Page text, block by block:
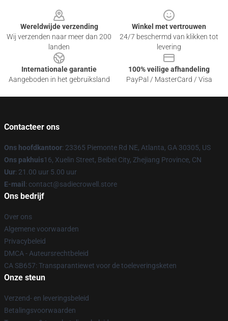
Wereldwijde verzending
Wij verzenden naar meer dan 200
landen
Winkel met vertrouwen
24/7 beschermd van klikken tot
levering
Internationale garantie
Aangeboden in het gebruiksland
100% veilige afhandeling
PayPal / MasterCard / Visa
Contacteer ons
Ons hoofdkantoor: 23365 Piemonte Rd NE, Atlanta, GA 30305, US
Ons pakhuis16, Xuelin Street, Beibei City, Zhejiang Province, CN
Uur: 21.00 uur 5.00 uur
E-mail : contact@sadiecrowell.store
Ons bedrijf
Over ons
Algemene voorwaarden
Privacybeleid
DMCA - Auteursrechtbeleid
CA SB657: Transparantiewet voor de toeleveringsketen
Onze steun
Verzend- en leveringsbeleid
Betalingsvoorwaarden